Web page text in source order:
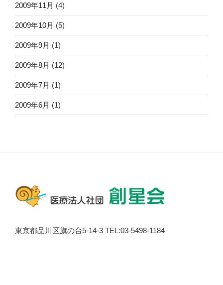
2009年11月 (4)
2009年10月 (5)
2009年9月 (1)
2009年8月 (12)
2009年7月 (1)
2009年6月 (1)
東京都品川区旗の台5-14-3 TEL:03-5498-1184